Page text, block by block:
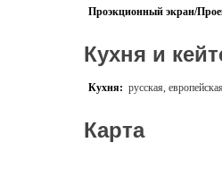
Проэкционный экран/
Кухня и
Кухня: русская,
Карта